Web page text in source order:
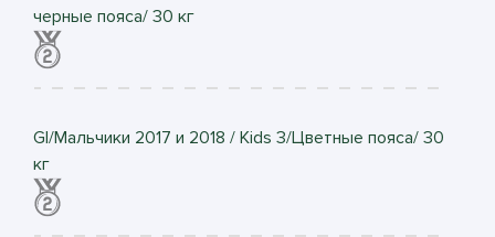
черные пояса/ 30 кг
GI/Мальчики 2017 и 2018 / Kids 3/Цветные пояса/ 30
кг